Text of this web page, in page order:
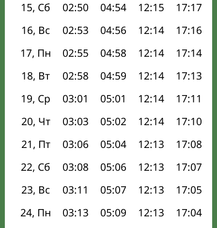
15, Сб
02:50 04:54 12:15 17:17
16, Вс
02:53 04:56 12:14 17:16
17, Пн
02:55 04:58 12:14 17:14
18, Вт
02:58 04:59 12:14 17:13
19, Ср
03:01 05:01 12:14 17:11
20, Чт
03:03 05:02 12:14 17:10
21, Пт
03:06 05:04 12:13 17:08
22, Сб
03:08 05:06 12:13 17:07
23, Вс
03:11 05:07 12:13 17:05
24, Пн
03:13 05:09 12:13 17:04